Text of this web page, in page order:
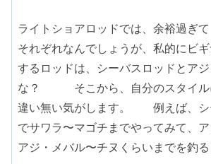
ライトショアロッドでは、余裕過
それぞれなんでしょうが、私的にビ
するロッドは、シーバスロッドとア
な？ そこから、自分のスタイル
違い無い気がします。 例えば、シ
でサワラ〜マゴチまでやってみて、
アジ・メバル〜チヌくらいまでを釣